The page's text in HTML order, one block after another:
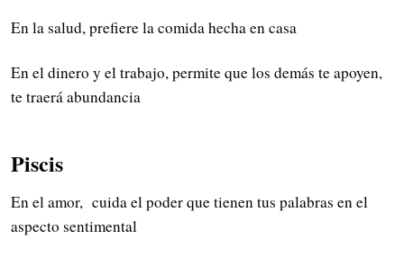
En la salud, prefiere la comida hecha en casa
En el dinero y el trabajo, permite que los demás te apoyen,
te traerá abundancia
Piscis
En el amor, cuida el poder que tienen tus palabras en el
aspecto sentimental